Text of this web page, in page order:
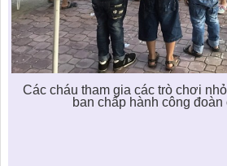
Các cháu tham gia các trò chơi
ban chấp hành công đoàn